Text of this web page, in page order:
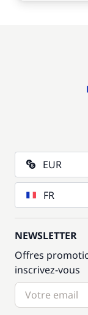
EUR
FR
NEWSLETTER
Offres
inscrivez-vous